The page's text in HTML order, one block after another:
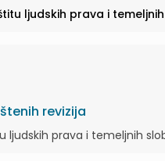
ljudskih prava i
revizija
ljudskih prava i temeljnih